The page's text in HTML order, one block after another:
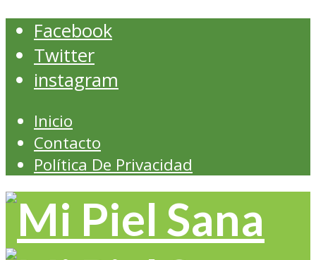
Facebook
Twitter
instagram
Inicio
Contacto
Política De Privacidad